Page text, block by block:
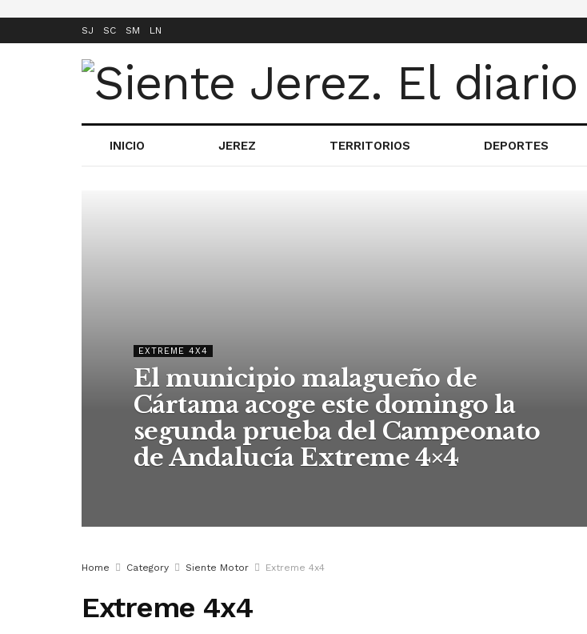
SJ SC SM LN
INICIO JEREZ TERRITORIOS DEPORTES
EXTREME 4X4
El municipio malagueño de
Cártama acoge este domingo la
segunda prueba del Campeonato
de Andalucía Extreme 4×4
Home Category Siente Motor Extreme 4x4
Extreme 4x4